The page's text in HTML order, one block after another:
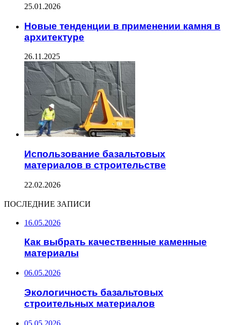
25.01.2026
Новые тенденции в применении камня в
архитектуре
26.11.2025
Использование базальтовых
материалов в строительстве
22.02.2026
ПОСЛЕДНИЕ ЗАПИСИ
16.05.2026
Как выбрать качественные каменные
материалы
06.05.2026
Экологичность базальтовых
строительных материалов
05.05.2026